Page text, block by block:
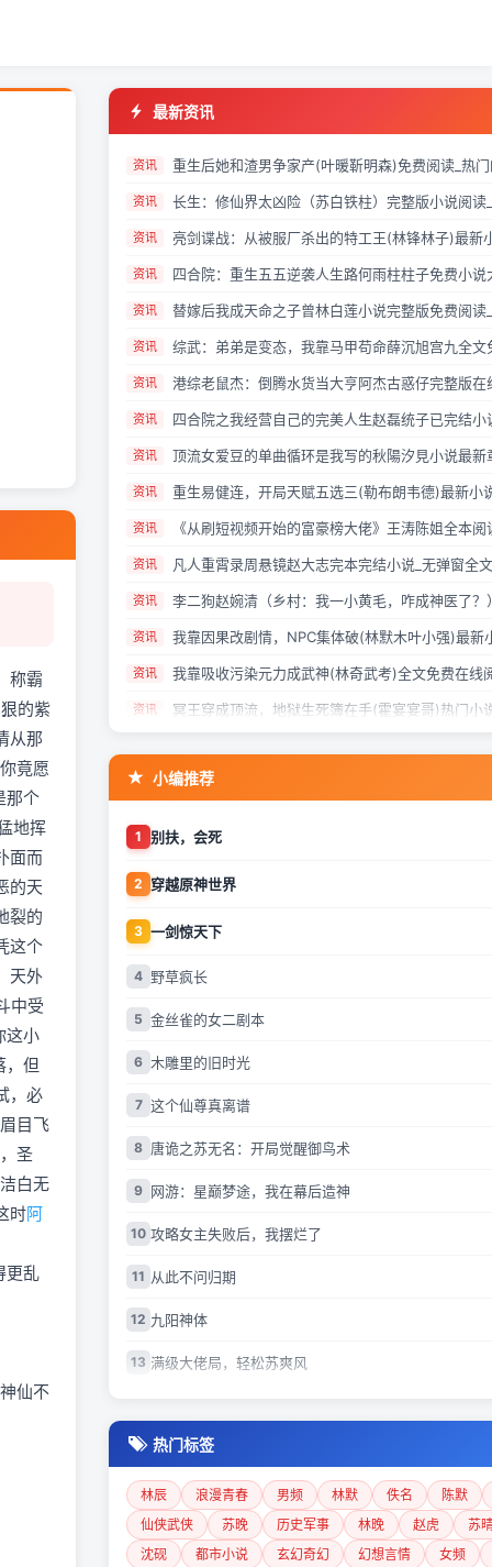
称霸
的紫
从那
竟愿
那个
地挥
面而
的天
裂的
这个
天外
中受
这小
，但
，必
目飞
圣
白无
时阿
更乱
仙不
最新资讯
资讯
资讯
资讯
资讯
资讯
资讯
资讯
资讯
资讯
资讯
资讯
资讯
资讯
资讯
资讯
资讯
资讯
资讯
资讯
资讯
资讯
资讯
资讯
资讯
资讯
资讯
小编推荐
1 别扶，会死
2 穿越原神世界
3 一剑惊天下
4 野草疯长
5 金丝雀的女二剧本
6 木雕里的旧时光
7 这个仙尊真离谱
8 唐诡之苏无名：开局觉醒御鸟术
9 网游：星巅梦途，我在幕后造神
10 攻略女主失败后，我摆烂了
11 从此不问归期
12 九阳神体
13 满级大佬局，轻松苏爽风
15 海军叛将！战国人麻了
16 重生回到高考坠江的大巴车上
17 我养大的味蕾恶魔
热门标签
林辰 浪漫青春 男频 林默 佚名
陈默
仙侠武侠
苏晚 历史军事 林晚 赵虎
苏
沈砚
都市小说 玄幻奇幻 幻想言情
女频